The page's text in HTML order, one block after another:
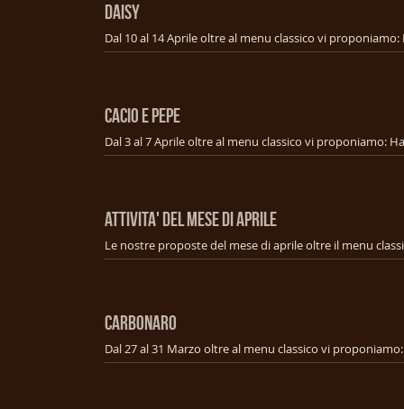
DAISY
CACIO E PEPE
ATTIVITA' DEL MESE DI APRILE
Le nostre proposte del mese di aprile oltre il menu
CARBONARO